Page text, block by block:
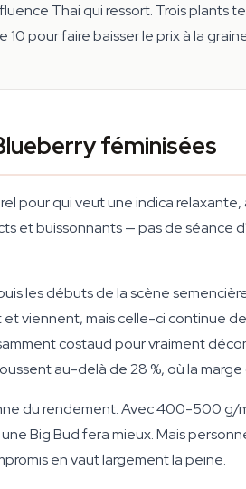
Thai qui ressort. Trois plants
pour faire baisser le prix à la
féminisées
pour qui veut une indica
et buissonnants — pas de séance
les débuts de la scène
viennent, mais celle-ci continue
costaud pour vraiment
au-delà de 28 %, où la
du rendement. Avec 400-500 g/
Big Bud fera mieux. Mais
en vaut largement la peine.